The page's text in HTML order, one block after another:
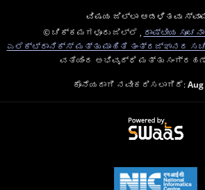
ವಿಷಯ ಜಿಲ್ಲಾ ಆಡಳಿತವು
© ಚಿಕ್ಕಮಗಳೂರು ಜಿಲ್ಲೆ ,
ರಾಷ್ಟೀಯ
ಎಲೆಕ್ಟ್ರಾನಿಕ್ಸ್ ಮತ್ತು ಮಾಹಿತಿ ತಂತ್ರಜ್ಞಾನದ
ವತಿಯಿಂದ ಅಭಿವೃದ್ಧಿ ಮತ್ತು
ಕೊನೆಯದಾಗಿ ನವೀಕರಿಸಲಾಗಿದೆ:Aug